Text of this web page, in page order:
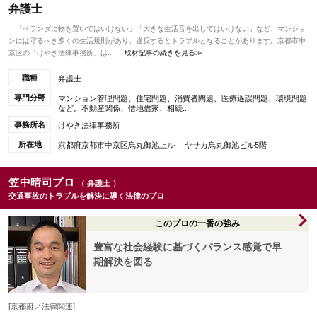
弁護士
「ベランダに物を置いてはいけない」「大きな生活音を出してはいけない」など、マンショ
ンには守るべき多くの生活規則があり、違反するとトラブルとなることがあります。京都市中
京区の「けやき法律事務所」は...
取材記事の続きを見る≫
職種 弁護士
専門分野
マンション管理問題、住宅問題、消費者問題、医療過誤問題、環境問題
など。不動産関係、借地借家、相続...
事務所名
けやき法律事務所
所在地 京都府京都市中京区烏丸御池上ル ヤサカ烏丸御池ビル5階
笠中晴司プロ
（ 弁護士 ）
交通事故のトラブルを解決に導く法律のプロ
このプロの一番の強み
豊富な社会経験に基づくバランス感覚で早
期解決を図る
[京都府／法律関連]